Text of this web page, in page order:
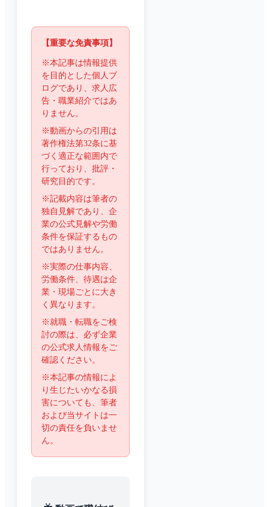
【重要な免責事項】
※本記事は情報提供
を目的とした個人ブ
ログであり、求人広
告・職業紹介ではあ
りません。
※動画からの引用は
著作権法第32条に基
づく適正な範囲内で
行っており、批評・
研究目的です。
※記載内容は筆者の
独自見解であり、企
業の公式見解や労働
条件を保証するもの
ではありません。
※実際の仕事内容、
労働条件、待遇は企
業・現場ごとに大き
く異なります。
※就職・転職をご検
討の際は、必ず企業
の公式求人情報をご
確認ください。
※本記事の情報によ
り生じたいかなる損
害についても、筆者
および当サイトは一
切の責任を負いませ
ん。